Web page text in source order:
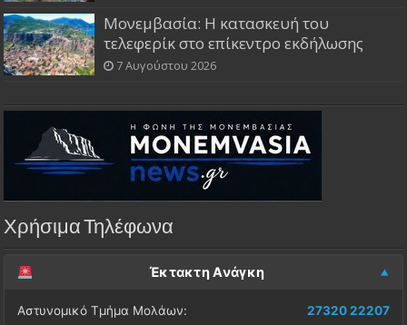
Μονεμβασία: Η κατασκευή του
τελεφερίκ στο επίκεντρο εκδήλωσης
7 Αυγούστου 2026
Χρήσιμα Τηλέφωνα
Έκτακτη Ανάγκη
Αστυνομικό Τμήμα Μολάων: 27320 22207